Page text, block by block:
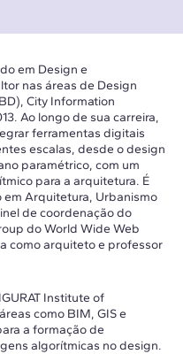
em Design e
nas áreas de Design
City Information
Ao longo de sua carreira,
ferramentas digitais
escalas, desde o design
paramétrico, com um
para a arquitetura. É
em Arquitetura, Urbanismo
de coordenação do
do World Wide Web
como arquiteto e professor
Institute of
como BIM, GIS e
a formação de
algorítmicas no design.